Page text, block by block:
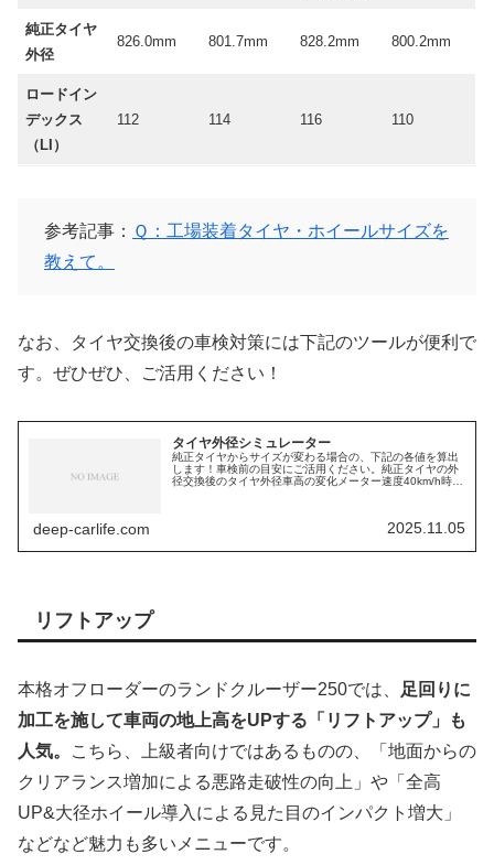
純正タイヤ
外径
826.0mm 801.7mm 828.2mm 800.2mm
ロードイン
デックス
（LI）
112 114 116 110
参考記事： Ｑ：工場装着タイヤ・ホイールサイズを
教えて。
なお、タイヤ交換後の車検対策には下記のツールが便利で
す。ぜひぜひ、ご活用ください！
タイヤ外径シミュレーター
純正タイヤからサイズが変わる場合の、下記の各値を算出
します！車検前の目安にご活用ください。純正タイヤの外
径交換後のタイヤ外径車高の変化メーター速度40km/h時の
deep-carlife.com 2025.11.05
リフトアップ
本格オフローダーのランドクルーザー250では、 足回りに
加工を施して車両の地上高をUPする「リフトアップ」も
人気。
こちら、上級者向けではあるものの、「地面からの
クリアランス増加による悪路走破性の向上」や「全高
UP&大径ホイール導入による見た目のインパクト増大」
などなど魅力も多いメニューです。